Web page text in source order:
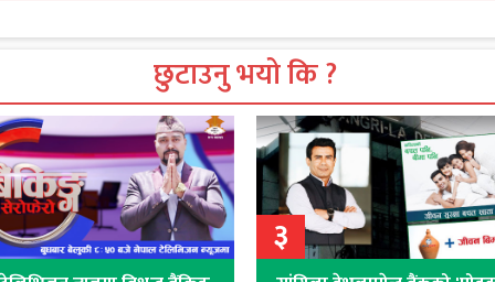
छुटाउनु भयो कि ?
३